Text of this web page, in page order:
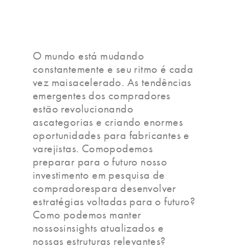
O mundo está mudando
constantemente e seu ritmo é cada
vez maisacelerado. As tendências
emergentes dos compradores
estão revolucionando
ascategorias e criando enormes
oportunidades para fabricantes e
varejistas. Comopodemos
preparar para o futuro nosso
investimento em pesquisa de
compradorespara desenvolver
estratégias voltadas para o futuro?
Como podemos manter
nossosinsights atualizados e
nossas estruturas relevantes?